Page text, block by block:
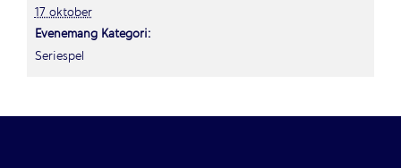
17 oktober
Evenemang Kategori:
Seriespel